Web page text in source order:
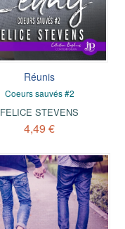
Réunis
Coeurs sauvés #2
FELICE STEVENS
4,49 €